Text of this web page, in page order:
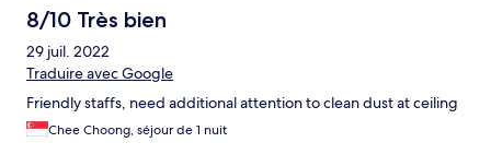
8/10 Très bien
29 juil. 2022
Traduire avec Google
Friendly staffs, need additional attention to clean dust at ceiling
Chee Choong, séjour de 1 nuit